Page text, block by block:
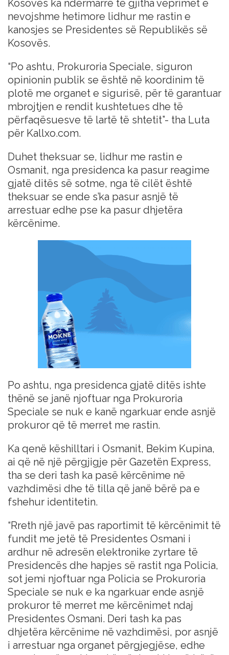
Kosovës ka ndërmarrë të gjitha veprimet e
nevojshme hetimore lidhur me rastin e
kanosjes se Presidentes së Republikës së
Kosovës.
“Po ashtu, Prokuroria Speciale, siguron
opinionin publik se është në koordinim të
plotë me organet e sigurisë, për të garantuar
mbrojtjen e rendit kushtetues dhe të
përfaqësuesve të lartë të shtetit”- tha Luta
për Kallxo.com.
Duhet theksuar se, lidhur me rastin e
Osmanit, nga presidenca ka pasur reagime
gjatë ditës së sotme, nga të cilët është
theksuar se ende s’ka pasur asnjë të
arrestuar edhe pse ka pasur dhjetëra
kërcënime.
Po ashtu, nga presidenca gjatë ditës ishte
thënë se janë njoftuar nga Prokuroria
Speciale se nuk e kanë ngarkuar ende asnjë
prokuror që të merret me rastin.
Ka qenë këshilltari i Osmanit, Bekim Kupina,
ai që në një përgjigje për Gazetën Express,
tha se deri tash ka pasë kërcënime në
vazhdimësi dhe të tilla që janë bërë pa e
fshehur identitetin.
“Rreth një javë pas raportimit të kërcënimit të
fundit me jetë të Presidentes Osmani i
ardhur në adresën elektronike zyrtare të
Presidencës dhe hapjes së rastit nga Policia,
sot jemi njoftuar nga Policia se Prokuroria
Speciale se nuk e ka ngarkuar ende asnjë
prokuror të merret me kërcënimet ndaj
Presidentes Osmani. Deri tash ka pas
dhjetëra kërcënime në vazhdimësi, por asnjë
i arrestuar nga organet përgjegjëse, edhe